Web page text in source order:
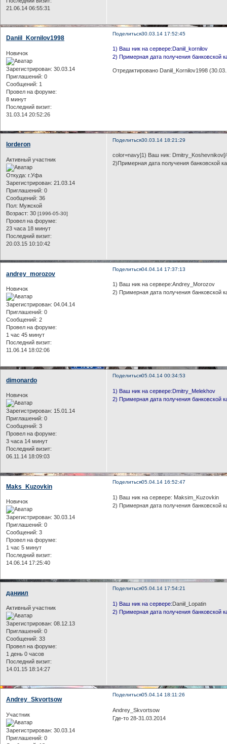
21.06.14 06:55:31
Поделиться30.03.14 17:52:45
Daniil_Kornilov1998
Новичок
Зарегистрирован: 30.03.14
Приглашений: 0
Сообщений: 1
Провел на форуме:
8 минут
Последний визит:
31.03.14 20:52:26
1) Ваш ник на сервере:Daniil_kornilov
2) Примерная дата получения банковской
Отредактировано Daniil_Kornilov1998
Поделиться30.03.14 18:21:29
lorderon
Активный участник
Откуда: г.Уфа
Зарегистрирован: 21.03.14
Приглашений: 0
Сообщений: 36
Пол: Мужской
Возраст: 30 [1996-05-30]
Провел на форуме:
23 часа 18 минут
Последний визит:
20.03.15 10:10:42
color=navy]1) Ваш ник:
2)Примерная дата получения банковской
Поделиться04.04.14 17:37:13
andrey_morozov
Новичок
Зарегистрирован: 04.04.14
Приглашений: 0
Сообщений: 2
Провел на форуме:
1 час 45 минут
Последний визит:
11.06.14 18:02:06
1) Ваш ник на сервере:Andrey_Morozov
2) Примерная дата получения банковской
Поделиться05.04.14 00:34:53
dimonardo
Новичок
Зарегистрирован: 15.01.14
Приглашений: 0
Сообщений: 3
Провел на форуме:
3 часа 14 минут
Последний визит:
06.11.14 18:09:03
1) Ваш ник на сервере:Dmitry_Melekhov
2) Примерная дата получения банковской
Поделиться05.04.14 16:52:47
Maks_Kuzovkin
Новичок
Зарегистрирован: 30.03.14
Приглашений: 0
Сообщений: 3
Провел на форуме:
1 час 5 минут
Последний визит:
14.06.14 17:25:40
1) Ваш ник на сервере: Maksim_Kuzovkin
2) Примерная дата получения банковской
Поделиться05.04.14 17:54:21
даниил
Активный участник
Зарегистрирован: 08.12.13
Приглашений: 0
Сообщений: 33
Провел на форуме:
1 день 0 часов
Последний визит:
14.01.15 18:14:27
1) Ваш ник на сервере:Daniil_Lopatin
2) Примерная дата получения банковской
Поделиться05.04.14 18:11:26
Andrey_Skvortsow
Участник
Зарегистрирован: 30.03.14
Приглашений: 0
Andrey_Skvortsow
Где-то 28-31.03.2014